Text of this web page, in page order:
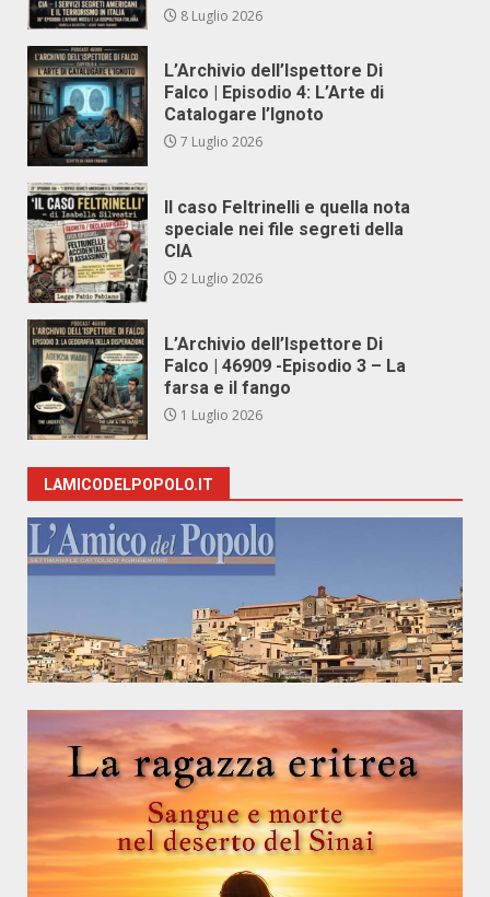
8 Luglio 2026
L’Archivio dell’Ispettore Di
Falco | Episodio 4: L’Arte di
Catalogare l’Ignoto
7 Luglio 2026
Il caso Feltrinelli e quella nota
speciale nei file segreti della
CIA
2 Luglio 2026
L’Archivio dell’Ispettore Di
Falco | 46909 -Episodio 3 – La
farsa e il fango
1 Luglio 2026
LAMICODELPOPOLO.IT